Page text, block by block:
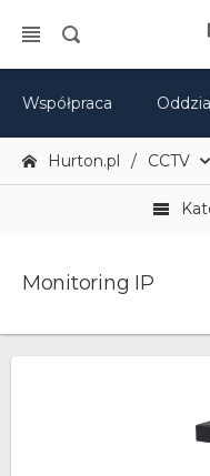
Współpraca
Hurton.pl CCTV
Monitoring IP